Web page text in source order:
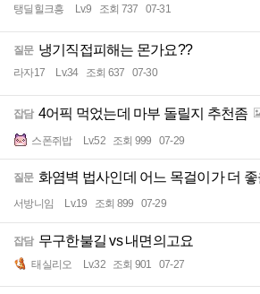
탱딜힐크흥 Lv.9 조회 737 07-31
질문 냉기직접피해는 몬가요??
라자17 Lv.34 조회 637 07-30
잡담 4어픽 먹었는데 마부 돌릴지 추천좀
스폰쥐밥 Lv.52 조회 999 07-29
질문 화염벽 법사인데 어느 목걸이가 더
서방니임 Lv.19 조회 899 07-29
잡담 무구한불길 vs 내면의고요
태실리오 Lv.32 조회 901 07-27